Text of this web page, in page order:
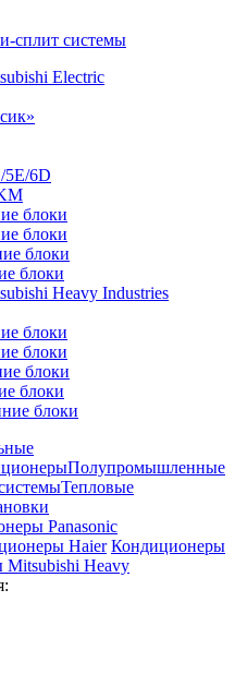
сплит системы
Electric
6D
блоки
блоки
блоки
блоки
Heavy Industries
блоки
блоки
блоки
блоки
блоки
Полупромышленные
Тепловые
Panasonic
Haier Кондиционеры
Heavy